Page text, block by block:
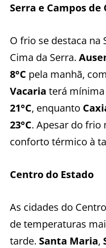
Serra e Campos de
O frio se destaca na
Cima da Serra.
8°C pela manhã,
Vacaria terá
21°C, enquanto
23°C. Apesar do frio
conforto térmico à
Centro do Estado
As cidades do
de temperaturas
tarde. Santa Maria,